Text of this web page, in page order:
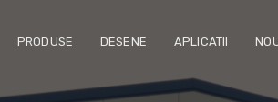
PRODUSE DESENE APLICATII